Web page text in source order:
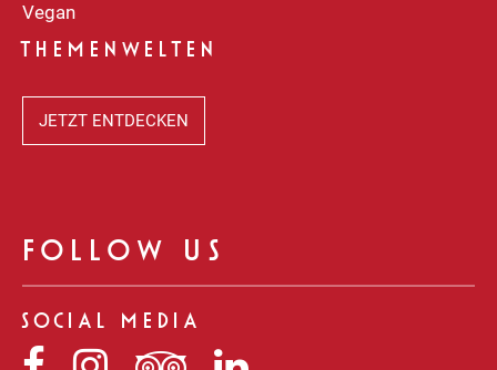
Vegan
THEMENWELTEN
JETZT ENTDECKEN
FOLLOW US
SOCIAL MEDIA
NiedereggerNiedereggerNiederegger